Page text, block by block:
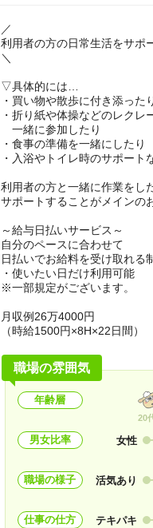
／
利用者の方の日常生活をサポ
＼
▽具体的には…
・買い物や散歩に付き添った
・折り紙や体操などのレクレ
一緒に参加したり
・食事の準備を一緒にしたり
・入浴やトイレ時のサポート
利用者の方と一緒に作業をし
サポートすることがメインの
～給与日払いサービス～
自分のペースに合わせて
日払いでお給料を受け取れる
・使いたい日だけ利用可能
※一部規定がございます。
月収例26万4000円
（時給1500円×8H×22日間）
職場の雰囲気
年齢層
20
男女比率 女性
職場の様子 活気あり
仕事の仕方 テキパキ